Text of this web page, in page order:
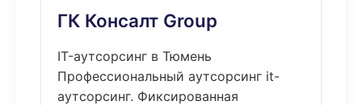
ГК Консалт Group
IT-аутсорсинг в Тюмень
Профессиональный аутсорсинг it-
аутсорсинг. Фиксированная